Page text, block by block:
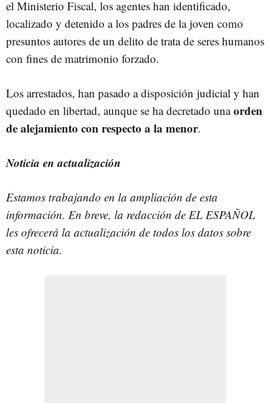
el Ministerio Fiscal, los agentes han identificado,
localizado y detenido a los padres de la joven como
presuntos autores de un delito de trata de seres humanos
con fines de matrimonio forzado.
Los arrestados, han pasado a disposición judicial y han
quedado en libertad, aunque se ha decretado unaorden
de alejamiento con respecto a la menor.
Noticia en actualización
Estamos trabajando en la ampliación de esta
información. En breve, la redacción de EL ESPAÑOL
les ofrecerá la actualización de todos los datos sobre
esta noticia.